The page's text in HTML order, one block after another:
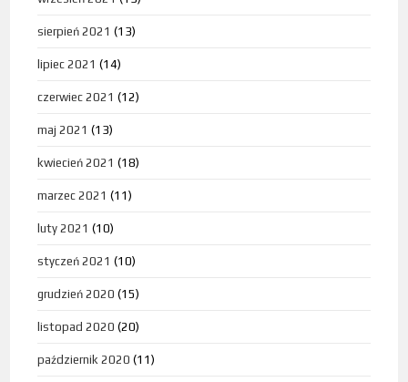
sierpień 2021 (13)
lipiec 2021 (14)
czerwiec 2021 (12)
maj 2021 (13)
kwiecień 2021 (18)
marzec 2021 (11)
luty 2021 (10)
styczeń 2021 (10)
grudzień 2020 (15)
listopad 2020 (20)
październik 2020 (11)